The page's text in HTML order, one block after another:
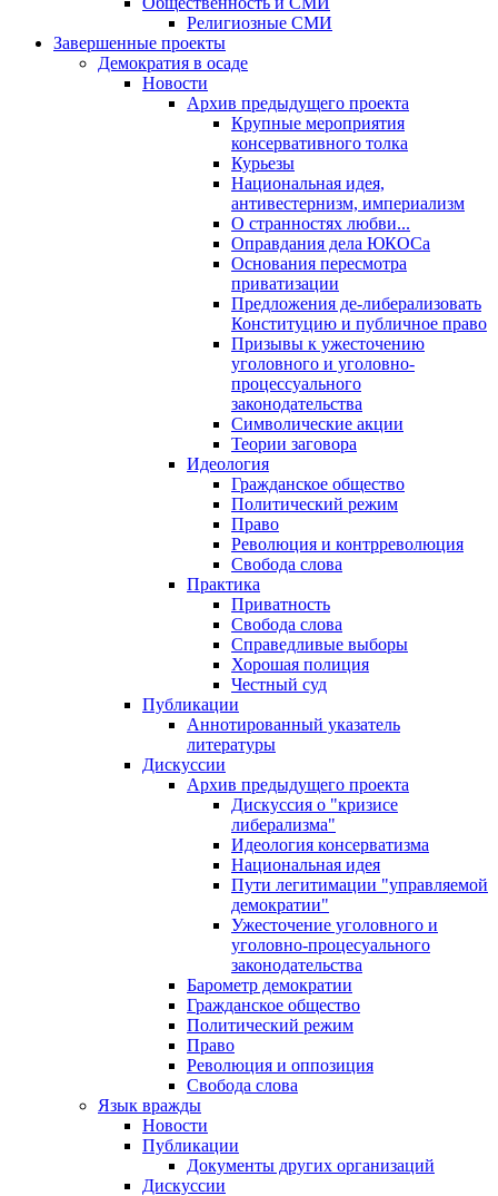
Религиозные СМИ
Завершенные проекты
Демократия в осаде
Новости
Архив предыдущего проекта
Крупные мероприятия
консервативного толка
Курьезы
Национальная идея,
антивестернизм, империализм
О странностях любви...
Оправдания дела ЮКОСа
Основания пересмотра
приватизации
Предложения де-либерализовать
Конституцию и публичное право
Призывы к ужесточению
уголовного и уголовно-
процессуального
законодательства
Символические акции
Теории заговора
Идеология
Гражданское общество
Политический режим
Право
Революция и контрреволюция
Свобода слова
Практика
Приватность
Свобода слова
Справедливые выборы
Хорошая полиция
Честный суд
Публикации
Аннотированный указатель
литературы
Дискуссии
Архив предыдущего проекта
Дискуссия о "кризисе
либерализма"
Идеология консерватизма
Национальная идея
Пути легитимации "управляемой
демократии"
Ужесточение уголовного и
уголовно-процесуального
законодательства
Барометр демократии
Гражданское общество
Политический режим
Право
Революция и оппозиция
Свобода слова
Язык вражды
Новости
Публикации
Документы других организаций
Дискуссии